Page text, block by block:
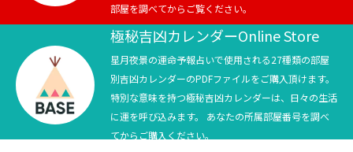
テニス四大大会・五輪
テニス四大大会・五輪
部屋を調べてからご覧ください。
極秘吉凶カレンダーOnline Store
星月夜景の運命予報占いで使用される27種類の部屋
別吉凶カレンダーのPDFファイルをご購入頂けます。
特別な意味を持つ極秘吉凶カレンダーは、日々の生活
に運を呼び込みます。 あなたの所属部屋番号を調べ
てからご購入ください。